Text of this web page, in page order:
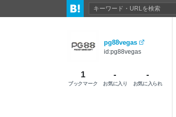
pg88vegas
id:pg88vegas
1
ブックマーク
-
お気に入り
-
お気に入られ